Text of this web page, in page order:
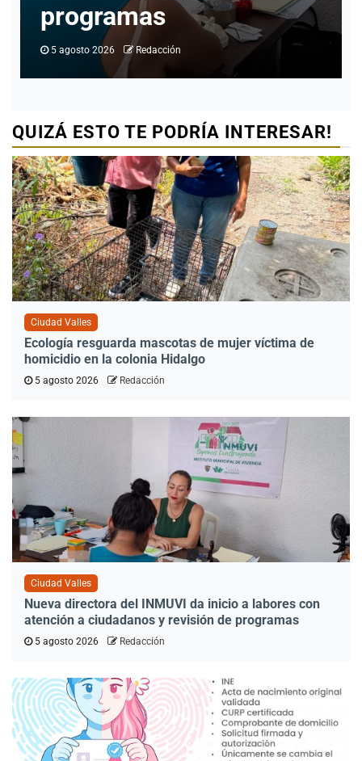
Valles
4 agosto 2026 Redacción
QUIZÁ ESTO TE PODRÍA INTERESAR!
Ciudad Valles
Ecología resguarda mascotas de mujer víctima de
homicidio en la colonia Hidalgo
5 agosto 2026 Redacción
Ciudad Valles
Nueva directora del INMUVI da inicio a labores con
atención a ciudadanos y revisión de programas
5 agosto 2026 Redacción